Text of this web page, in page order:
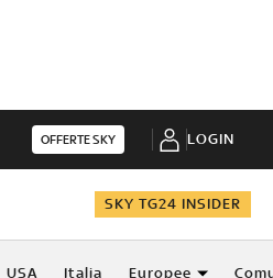
OFFERTE SKY LOGIN
SKY TG24 INSIDER
USA Italia Europee